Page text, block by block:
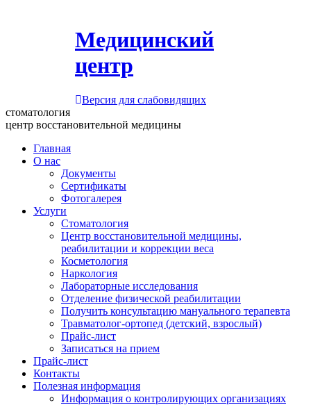
Медицинский
центр
Версия для слабовидящих
стоматология
центр восстановительной медицины
Главная
О нас
Документы
Сертификаты
Фотогалерея
Услуги
Стоматология
Центр восстановительной медицины,
реабилитации и коррекции веса
Косметология
Наркология
Лабораторные исследования
Отделение физической реабилитации
Получить консультацию мануального терапевта
Травматолог-ортопед (детский, взрослый)
Прайс-лист
Записаться на прием
Прайс-лист
Контакты
Полезная информация
Информация о контролирующих организациях